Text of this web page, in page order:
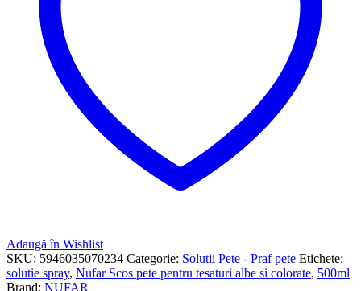
Adaugă în Wishlist
SKU: 5946035070234 Categorie: Solutii Pete - Praf pete Etichete:
solutie spray, Nufar Scos pete pentru tesaturi albe si colorate, 500ml
Brand: NUFAR